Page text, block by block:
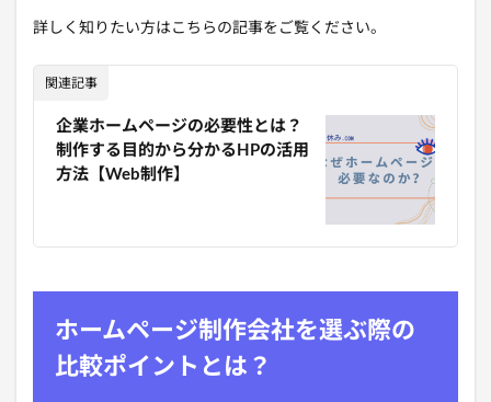
詳しく知りたい方はこちらの記事をご覧ください。
関連記事
企業ホームページの必要性とは？
制作する目的から分かるHPの活用
方法【Web制作】
ホームページ制作会社を選ぶ際の
比較ポイントとは？